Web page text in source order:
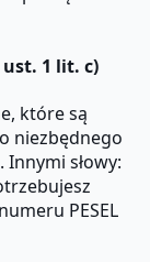
1 lit. c)
które są
niezbędnego
słowy:
PESEL